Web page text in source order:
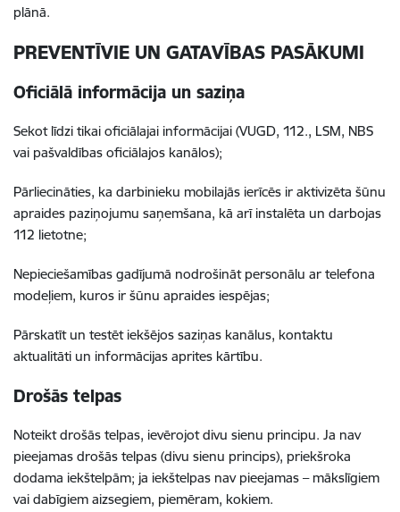
plānā.
PREVENTĪVIE UN GATAVĪBAS PASĀKUMI
Oficiālā informācija un saziņa
Sekot līdzi tikai oficiālajai informācijai (VUGD, 112., LSM, NBS
vai pašvaldības oficiālajos kanālos);
Pārliecināties, ka darbinieku mobilajās ierīcēs ir aktivizēta šūnu
apraides paziņojumu saņemšana, kā arī instalēta un darbojas
112 lietotne;
Nepieciešamības gadījumā nodrošināt personālu ar telefona
modeļiem, kuros ir šūnu apraides iespējas;
Pārskatīt un testēt iekšējos saziņas kanālus, kontaktu
aktualitāti un informācijas aprites kārtību.
Drošās telpas
Noteikt drošās telpas, ievērojot divu sienu principu. Ja nav
pieejamas drošās telpas (divu sienu princips), priekšroka
dodama iekštelpām; ja iekštelpas nav pieejamas – mākslīgiem
vai dabīgiem aizsegiem, piemēram, kokiem.